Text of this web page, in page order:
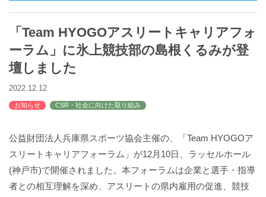
シーキューブ
カサネオ
バックハウスイリエ
English
サイトマップ
「Team HYOGOアスリートキャリアフォ
ーラム」に氷上競技部の島根くるみが登
壇しました
2022.12.12
お知らせ CSR・社会に向けた取り組み
公益財団法人兵庫県スポーツ協会主催の、「Team HYOGOア
スリートキャリアフォーラム」が12月10日、ラッセルホール
(神戸市)で開催されました。本フォーラムは企業と選手・指導
者との相互理解を深め、アスリートの県内雇用の促進、競技